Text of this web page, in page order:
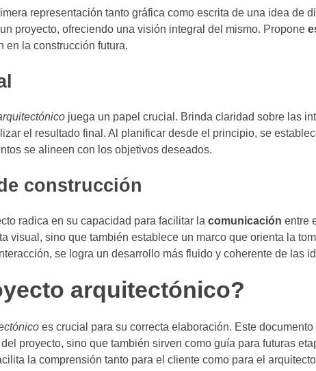
representación tanto gráfica como escrita de una idea de
proyecto, ofreciendo una visión integral del mismo. Propone
en la construcción futura.
juega un papel crucial. Brinda claridad sobre las
el resultado final. Al planificar desde el principio, se
se alineen con los objetivos deseados.
construcción
radica en su capacidad para facilitar la comunicación entre
visual, sino que también establece un marco que orienta la
se logra un desarrollo más fluido y coherente de las
arquitectónico?
es crucial para su correcta elaboración. Este
proyecto, sino que también sirven como guía para futuras
la comprensión tanto para el cliente como para el